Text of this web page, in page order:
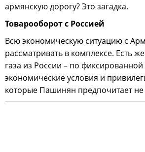
армянскую дорогу? Это загадка.
Товарооборот с Россией
Всю экономическую ситуацию с
рассматривать в комплексе. Есть
газа из России – по
экономические условия и
которые Пашинян предпочитает не